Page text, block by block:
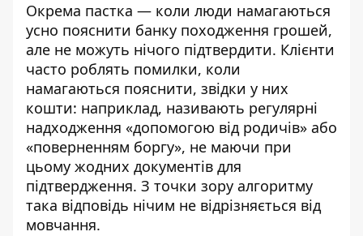
Окрема пастка — коли люди намагаються
усно пояснити банку походження грошей,
але не можуть нічого підтвердити. Клієнти
часто роблять помилки, коли
намагаються пояснити, звідки у них
кошти: наприклад, називають регулярні
надходження «допомогою від родичів» або
«поверненням боргу», не маючи при
цьому жодних документів для
підтвердження. З точки зору алгоритму
така відповідь нічим не відрізняється від
мовчання.